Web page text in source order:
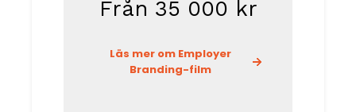
Från 35 000 kr
Läs mer om Employer
Branding-film